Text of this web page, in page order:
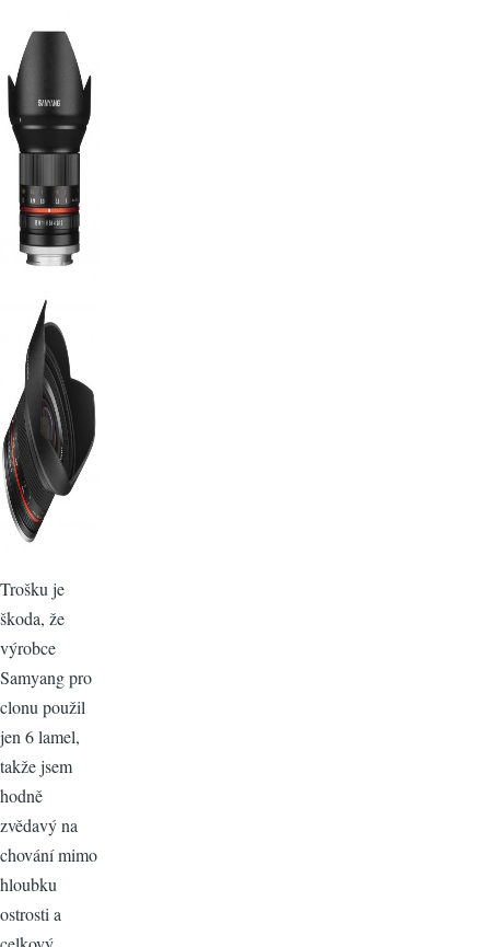
Trošku je
škoda, že
výrobce
Samyang pro
clonu použil
jen 6 lamel,
takže jsem
hodně
zvědavý na
chování mimo
hloubku
ostrosti a